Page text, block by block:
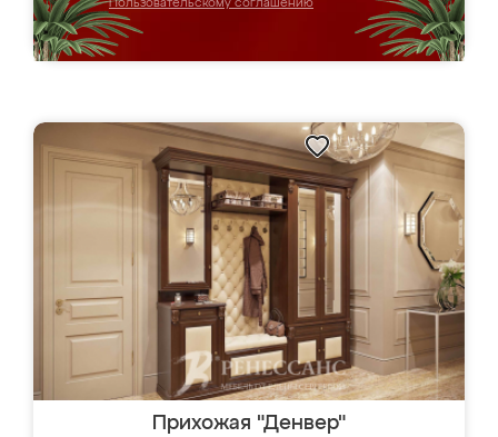
Пользовательскому соглашению
Прихожая "Денвер"